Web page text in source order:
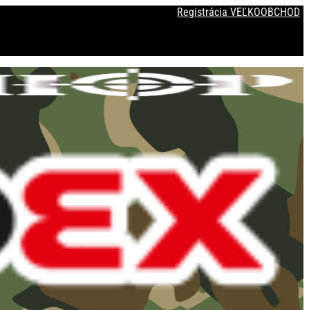
Registrácia VEĽKOOBCHOD